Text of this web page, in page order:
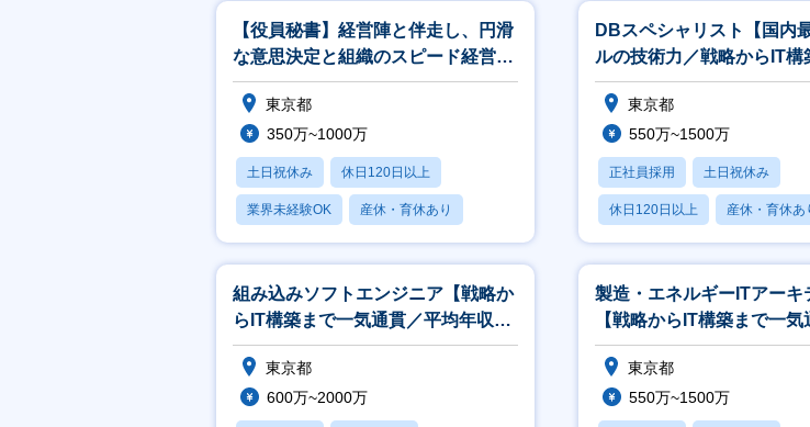
【役員秘書】経営陣と伴走し、円滑
な意思決定と組織のスピード経営を
支えるプロフェッショナル
東京都
350万~1000万
土日祝休み 休日120日以上
業界未経験OK 産休・育休あり
賞与あり
DBスペシャリスト【国内
ルの技術力／戦略からIT構
気通貫／平均年収822万円
東京都
550万~1500万
正社員採用 土日祝休み
休日120日以上 産休・育休あ
賞与あり
組み込みソフトエンジニア【戦略か
らIT構築まで一気通貫／平均年収
822万円】
東京都
600万~2000万
製造・エネルギーITアーキ
【戦略からIT構築まで一気
均年収822万円】
東京都
550万~1500万